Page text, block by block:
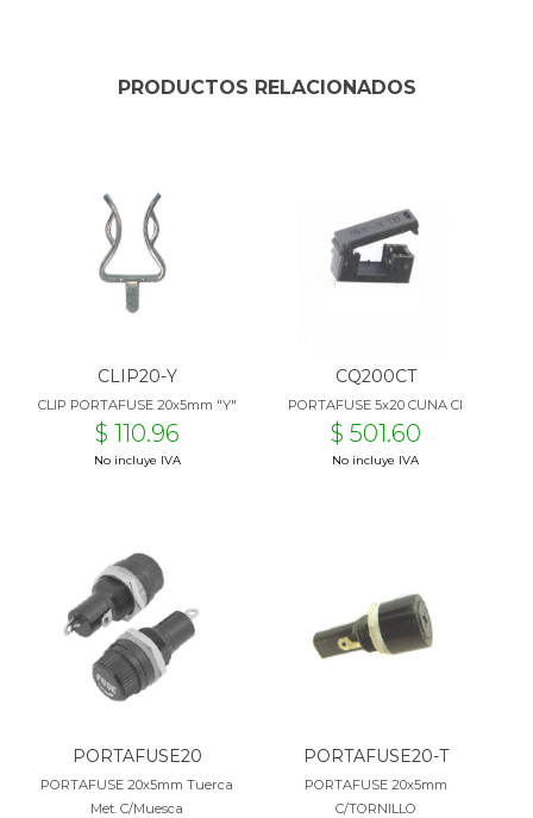
PRODUCTOS RELACIONADOS
CLIP20-Y
CLIP PORTAFUSE 20x5mm "Y"
$ 110.96
No incluye IVA
CQ200CT
PORTAFUSE 5x20 CUNA CI
$ 501.60
No incluye IVA
PORTAFUSE20
PORTAFUSE 20x5mm Tuerca
Met. C/Muesca
PORTAFUSE20-T
PORTAFUSE 20x5mm
C/TORNILLO